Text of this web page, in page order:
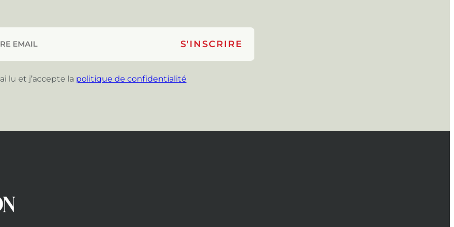
lu et j’accepte la politique de confidentialité